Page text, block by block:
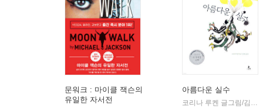
문워크 : 마이클 잭슨의
유일한 자서전
아름다운 실수
코리나 루켄 글그림/김세실 역